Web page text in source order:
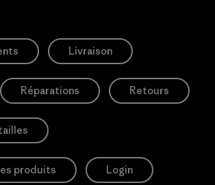
Livraison
Réparations Retours
produits Login